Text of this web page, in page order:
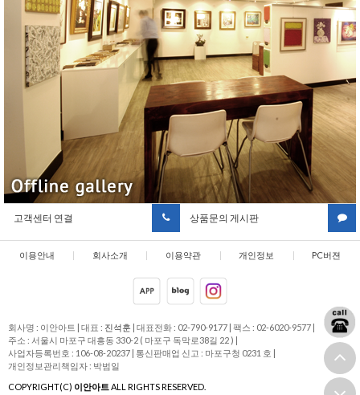
고객센터 연결 상품문의 게시판
이용안내 | 회사소개 | 이용약관 | 개인정보 | PC버젼
회사명 : 이안아트 | 대표 : 진석훈 | 대표전화 : 02-790-9177 | 팩스 : 02-6020-9577 |
주소 : 서울시 마포구 대흥동 330-2 ( 마포구 독막로38길 22 ) |
사업자등록번호 : 106-08-20237 | 통신판매업 신고 : 마포구청 0231 호 |
개인정보관리책임자 : 박범일
COPYRIGHT(C) 이안아트 ALL RIGHTS RESERVED.